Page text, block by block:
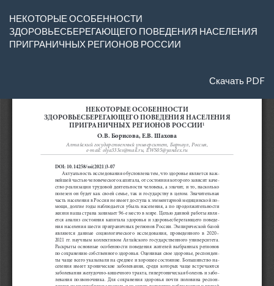
Подробностям
НЕКОТОРЫЕ ОСОБЕННОСТИ
ЗДОРОВЬЕСБЕРЕГАЮЩЕГО ПОВЕДЕНИЯ НАСЕЛЕНИЯ
ПРИГРАНИЧНЫХ РЕГИОНОВ РОССИИ
Скачать
Скачать PDF